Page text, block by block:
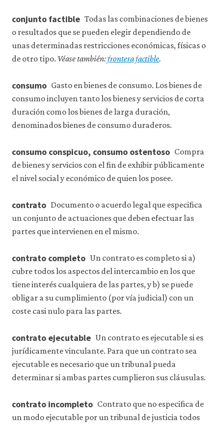
conjunto factible Todas las combinaciones de bienes
o resultados que se pueden elegir dependiendo de
unas determinadas restricciones económicas, físicas o
de otro tipo. Véase también:frontera factible.
consumo Gasto en bienes de consumo. Los bienes de
consumo incluyen tanto los bienes y servicios de corta
duración como los bienes de larga duración,
denominados bienes de consumo duraderos.
consumo conspicuo, consumo ostentoso Compra
de bienes y servicios con el fin de exhibir públicamente
el nivel social y económico de quien los posee.
contrato Documento o acuerdo legal que especifica
un conjunto de actuaciones que deben efectuar las
partes que intervienen en el mismo.
contrato completo Un contrato es completo si a)
cubre todos los aspectos del intercambio en los que
tiene interés cualquiera de las partes, y b) se puede
obligar a su cumplimiento (por vía judicial) con un
coste casi nulo para las partes.
contrato ejecutable Un contrato es ejecutable si es
jurídicamente vinculante. Para que un contrato sea
ejecutable es necesario que un tribunal pueda
determinar si ambas partes cumplieron sus cláusulas.
contrato incompleto Contrato que no especifica de
un modo ejecutable por un tribunal de justicia todos